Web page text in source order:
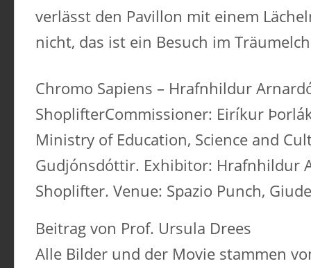
verlässt den Pavillon mit einem
nicht, das ist ein Besuch im
Chromo Sapiens – Hrafnhildur
ShoplifterCommissioner: Eiríkur
Ministry of Education, Science and
Gudjónsdóttir. Exhibitor: Hrafnhildur
Shoplifter. Venue: Spazio Punch,
Beitrag von Prof. Ursula Drees
Alle Bilder und der Movie stammen